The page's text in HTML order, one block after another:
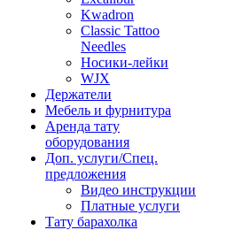
Kwadron
Classic Tattoo
Needles
Носики-лейки
WJX
Держатели
Мебель и фурнитура
Аренда тату
оборудования
Доп. услуги/Спец.
предложения
Видео инструкции
Платные услуги
Тату барахолка